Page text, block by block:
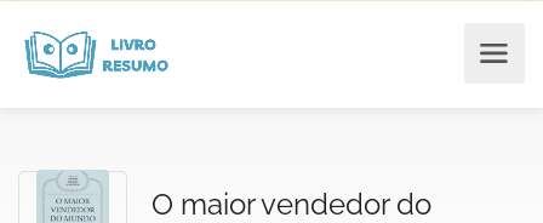
O maior vendedor do